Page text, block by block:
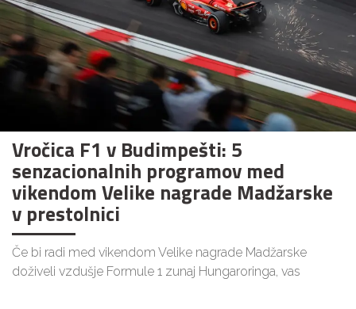
Vročica F1 v Budimpešti: 5
senzacionalnih programov med
vikendom Velike nagrade Madžarske
v prestolnici
Če bi radi med vikendom Velike nagrade Madžarske
doživeli vzdušje Formule 1 zunaj Hungaroringa, vas